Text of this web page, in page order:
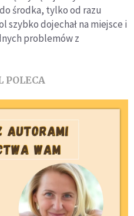
środka, tylko od razu
szybko dojechał na miejsce i
problemów z
POLECA